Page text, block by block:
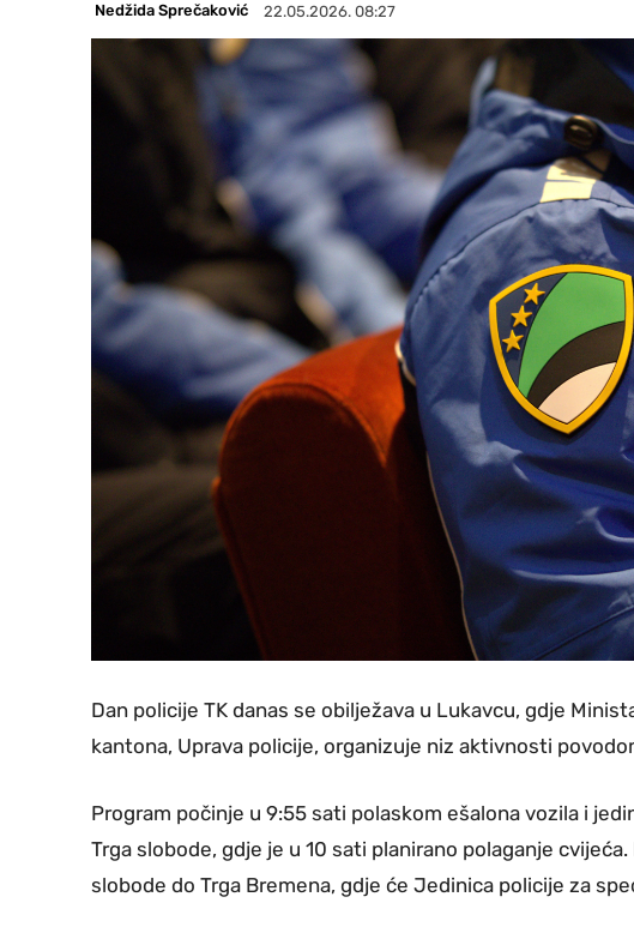
Nedžida Sprečaković 22.05.2026. 08:27
Dan policije TK danas se obilježava u Lukavcu, gdje
kantona, Uprava policije, organizuje niz aktivnosti
Program počinje u 9:55 sati polaskom ešalona vozila i
Trga slobode, gdje je u 10 sati planirano polaganje
slobode do Trga Bremena, gdje će Jedinica policije za